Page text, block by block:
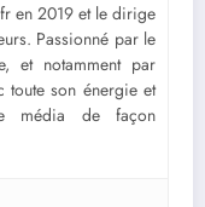
en 2019 et le dirige
Passionné par le
et notamment par
toute son énergie et
média de façon